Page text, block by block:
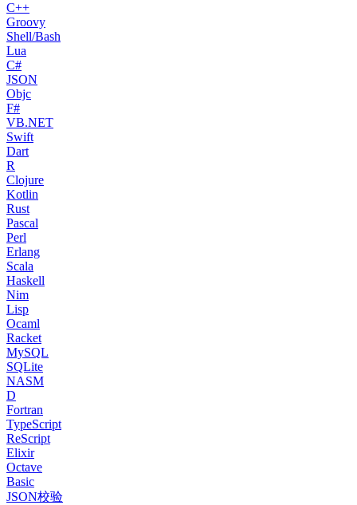
C++
Groovy
Shell/Bash
Lua
C#
JSON
Objc
F#
VB.NET
Swift
Dart
R
Clojure
Kotlin
Rust
Pascal
Perl
Erlang
Scala
Haskell
Nim
Lisp
Ocaml
Racket
MySQL
SQLite
NASM
D
Fortran
TypeScript
ReScript
Elixir
Octave
Basic
JSON校验